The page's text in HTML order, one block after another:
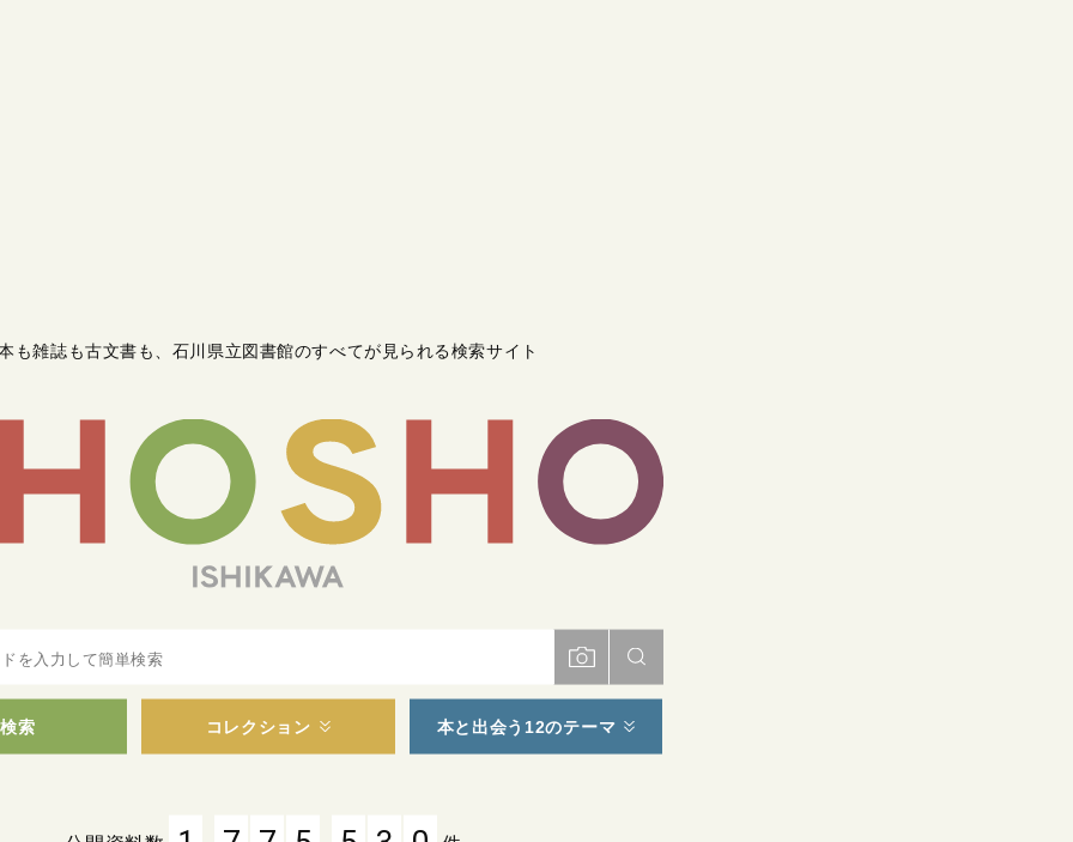
も雑誌も古文書も 石川県立図書館のすべてが見られる検索サイト
索 コレクション 本と出会う12のテーマ